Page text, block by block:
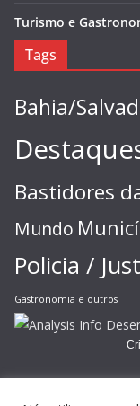
Turismo e
Tags
Bahia/
Bastidores
Mundo
Policia /
Gastronomia e outros